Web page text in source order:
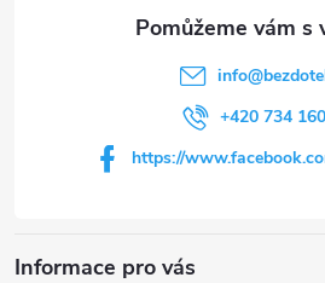
info@
+420 734
https://
Informace pro vás